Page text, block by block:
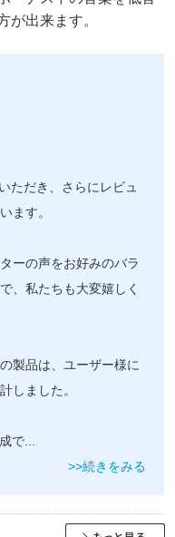
が出来ます。
ただき、さらにレビュ
ます。
ーの声をお好みのバラ
、私たちも大変嬉しく
製品は、ユーザー様に
しました。
で...
>>続きをみる